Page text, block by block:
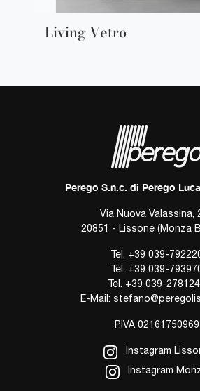
Living Vetro
Perego S.n.c. di Perego
Via Nuova Valassina,
20851 - Lissone (Monza
Tel. +39 039-
Tel. +39 039-
Tel. +39 039-
E-Mail:
P.IVA 02161750969
Instagram
Instagram